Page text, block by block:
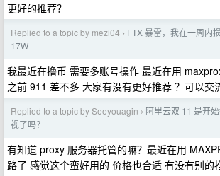
更好的推荐？
Replied to a topic by mezi04 › FTX 暴雷，我在一周内
17W
我最近在撸币 需要多账号操作 最近在用
之前 911 差不多 大家有没有更好推荐 ？可以交
Replied to a topic by Seeyouagin › 阿里云双 11 是开
视了吗？
有知道 proxy 服务器托管的嘛？最近在用
路了 感觉这个蛮好用的 价格也合适 有没有别的